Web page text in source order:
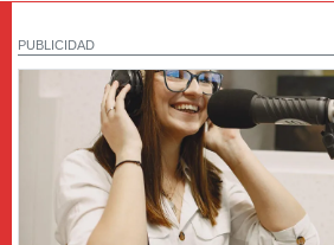
PUBLICIDAD